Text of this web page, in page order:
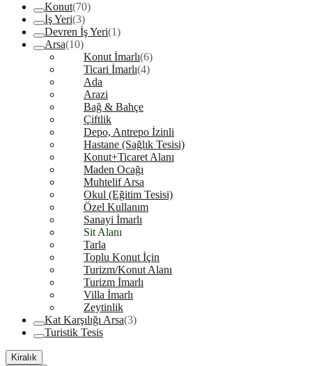
Konut(70)
İş Yeri(3)
Devren İş Yeri(1)
Arsa(10)
Konut İmarlı(6)
Ticari İmarlı(4)
Ada
Arazi
Bağ & Bahçe
Çiftlik
Depo, Antrepo İzinli
Hastane (Sağlık Tesisi)
Konut+Ticaret Alanı
Maden Ocağı
Muhtelif Arsa
Okul (Eğitim Tesisi)
Özel Kullanım
Sanayi İmarlı
Sit Alanı
Tarla
Toplu Konut İçin
Turizm/Konut Alanı
Turizm İmarlı
Villa İmarlı
Zeytinlik
Kat Karşılığı Arsa(3)
Turistik Tesis
Kiralık